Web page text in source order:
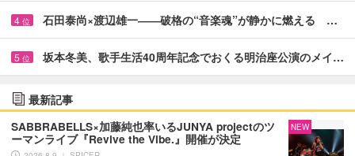
4 位 石田泰尚×渡辺雄一――破格の“音楽魂”が静かに燃える …
5 位 坂本冬美、歌手生活40周年記念でおくる明治座公演のメイ…
最新記事
SABBRABELLS×加藤純也率いるJUNYA projectのツ
ーマンライブ『Revive the Vibe.』開催が決定
NEW